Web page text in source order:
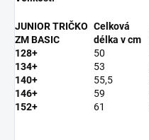
JUNIOR TRIČKO
ZM BASIC
Celková
délka v cm
128+
50
134+
53
140+
55,5
146+
59
152+
61